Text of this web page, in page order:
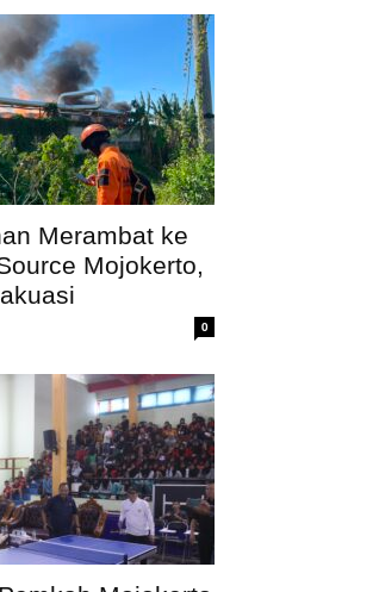
Merambat ke
Mojokerto,
0